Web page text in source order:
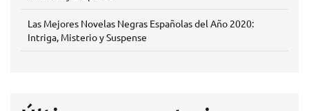
Las Mejores Novelas Negras Españolas del Año 2020:
Intriga, Misterio y Suspense